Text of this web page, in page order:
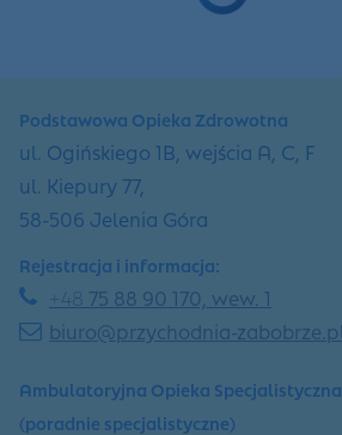
Podstawowa Opieka Zdrowotna
ul. Ogińskiego 1B, wejścia A, C, F
ul. Kiepury 77,
58-506 Jelenia Góra
Rejestracja i informacja:
+48 75 88 90 170, wew. 1
biuro@przychodnia-zabobrze.pl
Ambulatoryjna Opieka Specjalistyczna
(poradnie specjalistyczne)